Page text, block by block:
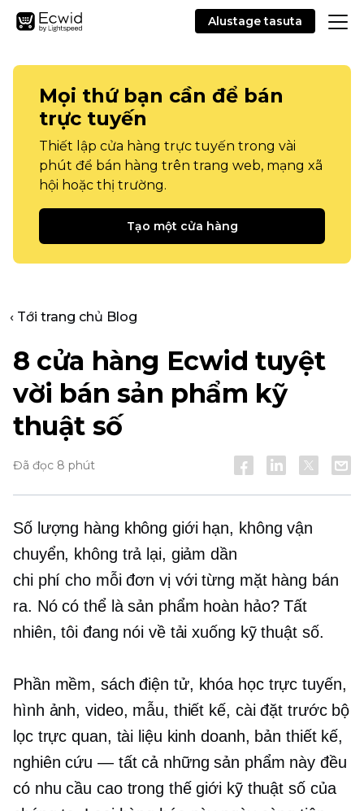
Alustage tasuta
Mọi thứ bạn cần để bán
trực tuyến
Thiết lập cửa hàng trực tuyến trong vài
phút để bán hàng trên trang web, mạng xã
hội hoặc thị trường.
Tạo một cửa hàng
‹ Tới trang chủ Blog
8 cửa hàng Ecwid tuyệt
vời bán sản phẩm kỹ
thuật số
Đã đọc 8 phút
Số lượng hàng không giới hạn, không vận
chuyển, không trả lại, giảm dần
chi phí cho mỗi đơn vịvới từng mặt hàng bán
ra. Nó có thể là sản phẩm hoàn hảo? Tất
nhiên, tôi đang nói về tải xuống kỹ thuật số.
Phần mềm, sách điện tử, khóa học trực tuyến,
hình ảnh, video, mẫu, thiết kế, cài đặt trước bộ
lọc trực quan, tài liệu kinh doanh, bản thiết kế,
nghiên cứu — tất cả những sản phẩm này đều
có nhu cầu cao trong thế giới kỹ thuật số của